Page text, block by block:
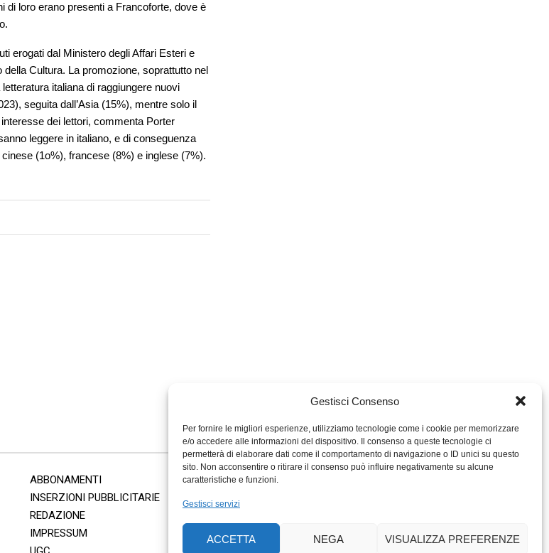
Gestisci Consenso
Per fornire le migliori esperienze, utilizziamo tecnologie come i cookie per memorizzare
e/o accedere alle informazioni del dispositivo. Il consenso a queste tecnologie ci
permetterà di elaborare dati come il comportamento di navigazione o ID unici su questo
sito. Non acconsentire o ritirare il consenso può influire negativamente su alcune
caratteristiche e funzioni.
Gestisci servizi
ACCETTA NEGA VISUALIZZA PREFERENZE
di loro erano presenti a Francoforte, dove è
erogati dal Ministero degli Affari Esteri e
Cultura. La promozione, soprattutto nel
italiana di raggiungere nuovi
seguita dall’Asia (15%), mentre solo il
dei lettori, commenta Porter
leggere in italiano, e di conseguenza
(1o%), francese (8%) e inglese (7%).
ABBONAMENTI
INSERZIONI PUBBLICITARIE
REDAZIONE
IMPRESSUM
MIGROS TICINO
PERCENTO CULTURALE